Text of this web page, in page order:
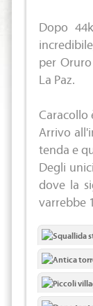
Dopo
per
La Paz.
Caracollo
Arrivo
tenda e
Degli
dove la
varrebbe